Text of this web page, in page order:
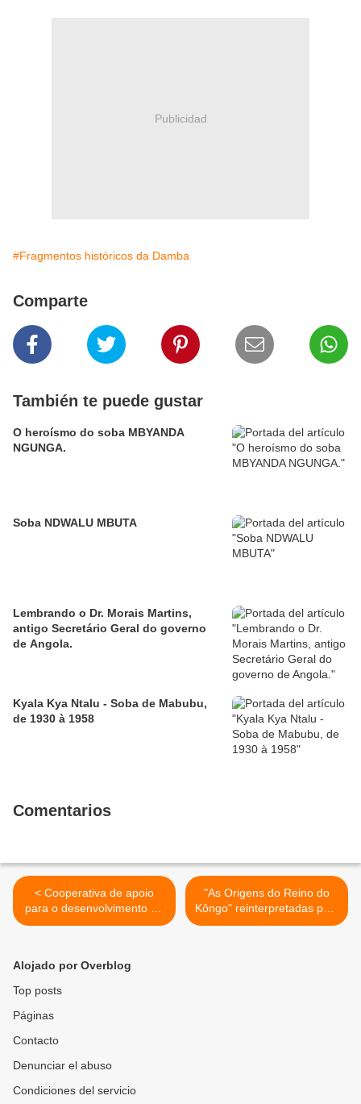
Publicidad
#Fragmentos históricos da Damba
Comparte
También te puede gustar
O heroísmo do soba MBYANDA
NGUNGA.
Soba NDWALU MBUTA
Lembrando o Dr. Morais Martins,
antigo Secretário Geral do governo
de Angola.
Kyala Kya Ntalu - Soba de Mabubu,
de 1930 à 1958
Comentarios
< Cooperativa de apoio
para o desenvolvimento da
Damba.
"As Origens do Reino do
Kôngo" reinterpretadas pelo
historiador. >
Alojado por Overblog
Top posts
Páginas
Contacto
Denunciar el abuso
Condiciones del servicio